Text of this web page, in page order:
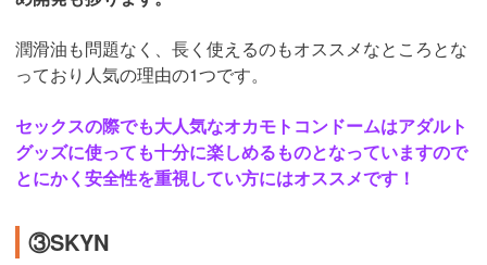
潤滑油も問題なく、長く使えるのもオススメなところとな
っており人気の理由の1つです。
セックスの際でも大人気なオカモトコンドームはアダルト
グッズに使っても十分に楽しめるものとなっていますので
とにかく安全性を重視してい方にはオススメです！
③SKYN